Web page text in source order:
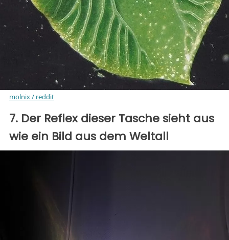
molnix / reddit
7. Der Reflex dieser Tasche sieht aus
wie ein Bild aus dem Weltall